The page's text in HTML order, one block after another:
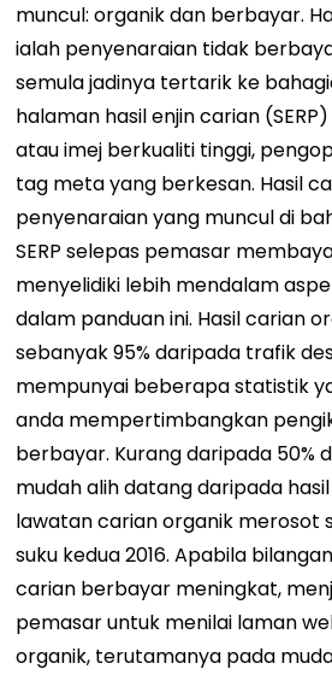
muncul: organik dan berbayar.
ialah penyenaraian tidak
semula jadinya tertarik ke
halaman hasil enjin carian
atau imej berkualiti tinggi,
tag meta yang berkesan. Hasil
penyenaraian yang muncul di
SERP selepas pemasar
menyelidiki lebih mendalam
dalam panduan ini. Hasil carian
sebanyak 95% daripada trafik
mempunyai beberapa statistik
anda mempertimbangkan
berbayar. Kurang daripada 50%
mudah alih datang daripada
lawatan carian organik merosot
suku kedua 2016. Apabila
carian berbayar meningkat,
pemasar untuk menilai laman
organik, terutamanya pada